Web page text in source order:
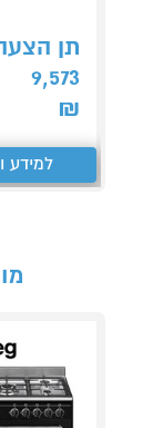
תן
9,573
₪
למידע